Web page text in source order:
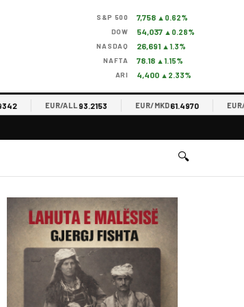
S&P 500 7,758 ▲0.62%
DOW 54,037 ▲0.28%
NASDAQ 26,691 ▲1.3%
NAFTA 78.18 ▲1.15%
ARI 4,400 ▲2.33%
EUR/ALL93.2153 EUR/MKD61.4970 EUR/RSD
🔍